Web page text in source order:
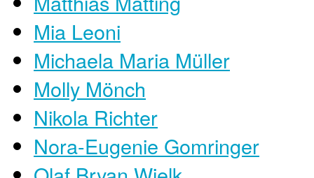
Mia Leoni
Michaela Maria Müller
Molly Mönch
Nikola Richter
Nora-Eugenie Gomringer